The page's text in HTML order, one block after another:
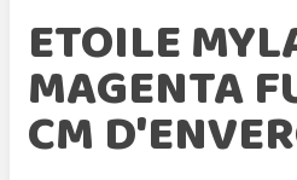
ETOILE
MAGENTA
CM